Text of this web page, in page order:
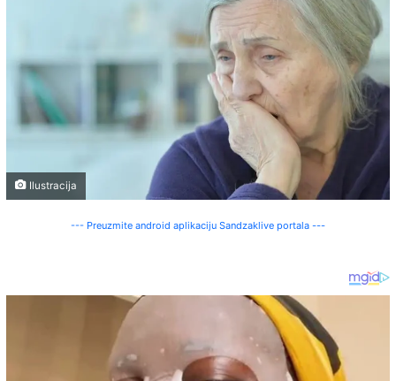
Ilustracija
--- Preuzmite android aplikaciju Sandzaklive portala ---